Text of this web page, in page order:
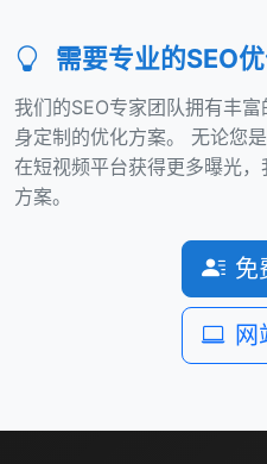
需要专业的SEO优
我们的SEO专家团队拥有丰
身定制的优化方案。 无论您
在短视频平台获得更多曝光
方案。
免
网